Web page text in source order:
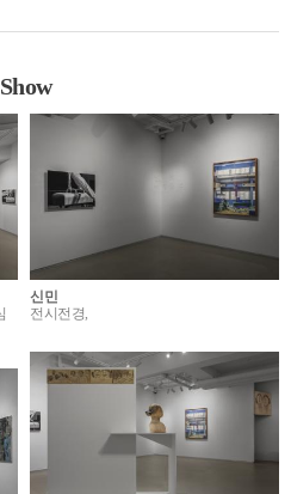
신민
전시전경,